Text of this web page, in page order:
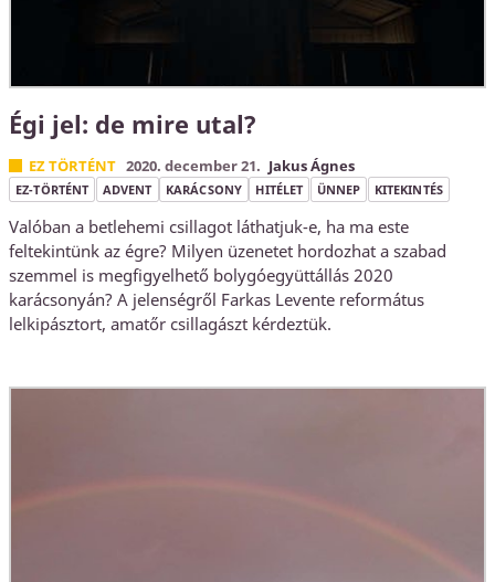
Égi jel: de mire utal?
EZ TÖRTÉNT 2020. december 21. Jakus Ágnes
EZ-TÖRTÉNT ADVENT KARÁCSONY HITÉLET ÜNNEP KITEKINTÉS
Valóban a betlehemi csillagot láthatjuk-e, ha ma este
feltekintünk az égre? Milyen üzenetet hordozhat a szabad
szemmel is megfigyelhető bolygóegyüttállás 2020
karácsonyán? A jelenségről Farkas Levente református
lelkipásztort, amatőr csillagászt kérdeztük.